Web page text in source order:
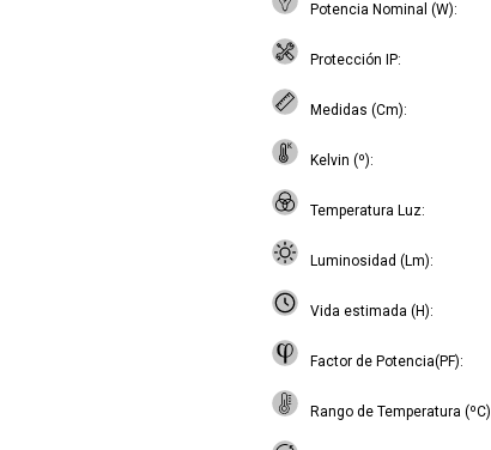
Potencia Nominal (W)
Protección IP
Medidas (Cm)
Kelvin (º)
Temperatura Luz
Luminosidad (Lm)
Vida estimada (H)
Factor de Potencia(PF)
Rango de Temperatura (ºC)